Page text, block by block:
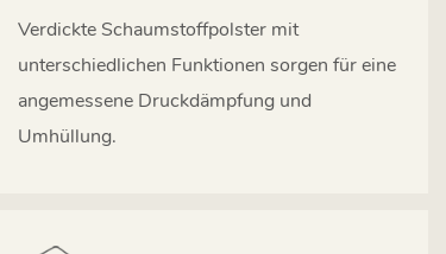
Verdickte Schaumstoffpolster mit
unterschiedlichen Funktionen sorgen für eine
angemessene Druckdämpfung und
Umhüllung.